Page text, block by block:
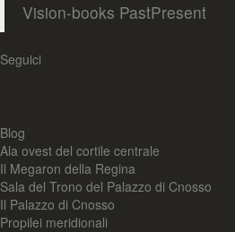
Vision-books PastPresent
Seguici
Blog
Ala ovest del cortile centrale
Il Megaron della Regina
Sala del Trono del Palazzo di Cnosso
Il Palazzo di Cnosso
Propilei meridionali